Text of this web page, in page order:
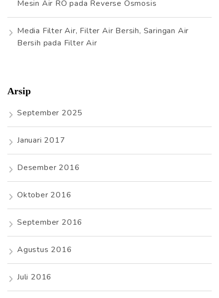
Mesin Air RO pada Reverse Osmosis
Media Filter Air, Filter Air Bersih, Saringan Air
Bersih pada Filter Air
Arsip
September 2025
Januari 2017
Desember 2016
Oktober 2016
September 2016
Agustus 2016
Juli 2016